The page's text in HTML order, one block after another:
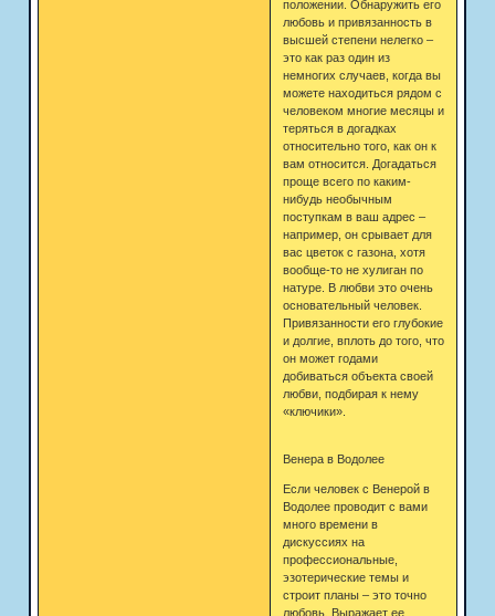
положении. Обнаружить его
любовь и привязанность в
высшей степени нелегко –
это как раз один из
немногих случаев, когда вы
можете находиться рядом с
человеком многие месяцы и
теряться в догадках
относительно того, как он к
вам относится. Догадаться
проще всего по каким-
нибудь необычным
поступкам в ваш адрес –
например, он срывает для
вас цветок с газона, хотя
вообще-то не хулиган по
натуре. В любви это очень
основательный человек.
Привязанности его глубокие
и долгие, вплоть до того, что
он может годами
добиваться объекта своей
любви, подбирая к нему
«ключики».
Венера в Водолее
Если человек с Венерой в
Водолее проводит с вами
много времени в
дискуссиях на
профессиональные,
эзотерические темы и
строит планы – это точно
любовь. Выражает ее